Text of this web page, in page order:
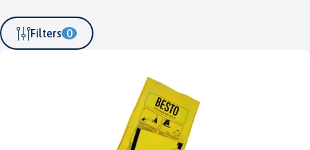
Filters 0